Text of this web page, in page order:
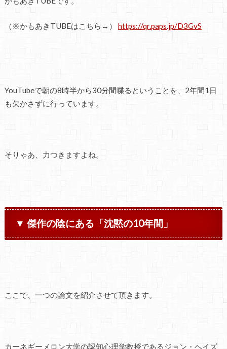
（※かもあきTUBEはこちら→） https://qr.paps.jp/D3GvS
YouTubeで朝の8時半から30分間喋るということを、2年間1日
も欠かさずに行っています。
そりゃあ、力つきますよね。
▼ 傑作の陰にある「沈黙の10年間」
ここで、一つの論文を紹介させて頂きます。
カーネギーメロン大学の認知心理学教授であるジョン・ヘイズ